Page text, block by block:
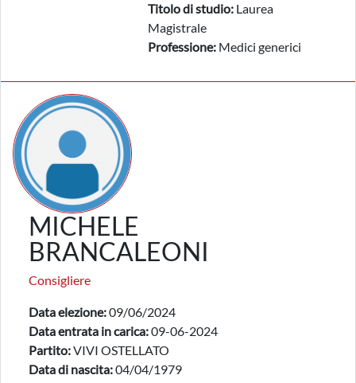
Titolo di studio: Laurea
Magistrale
Professione: Medici generici
MICHELE
BRANCALEONI
Consigliere
Data elezione:09/06/2024
Data entrata in carica:09-06-2024
Partito:VIVI OSTELLATO
Data di nascita:04/04/1979